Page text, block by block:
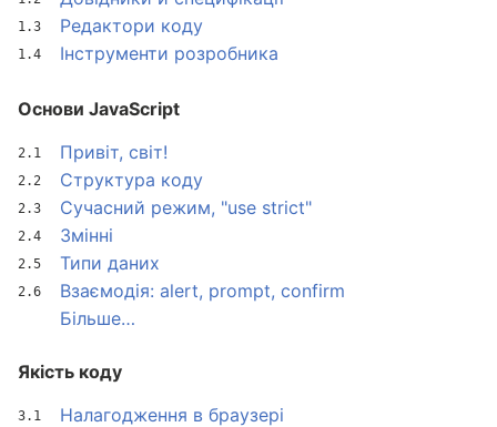
Редактори коду
Інструменти розробника
Основи JavaScript
Привіт, світ!
Структура коду
Сучасний режим, "use strict"
Змінні
Типи даних
Взаємодія: alert, prompt, confirm
Більше…
Якість коду
Налагодження в браузері